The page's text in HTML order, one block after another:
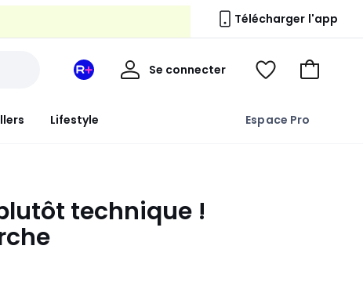
Télécharger l'app
Lifestyle Espace Pro
Mon
Redoute
Se connecter
Mon
Voir
Aller
technique !